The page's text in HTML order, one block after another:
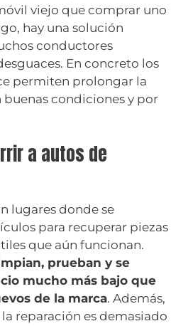
viejo que comprar uno
hay una solución
conductores
En concreto los
permiten prolongar la
buenas condiciones y por
a autos de
lugares donde se
para recuperar piezas
que aún funcionan.
prueban y se
mucho más bajo que
de la marca. Además,
reparación es demasiado